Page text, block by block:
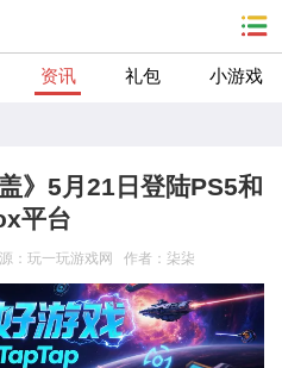
资讯 礼包 小游戏
》5月21日登陆PS5和
平台
：玩一玩游戏网 作者：柒柒